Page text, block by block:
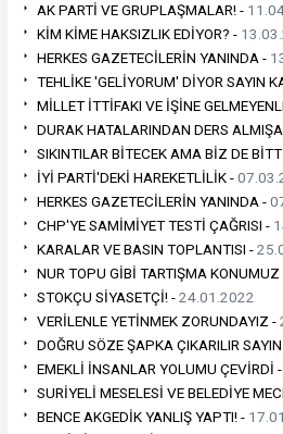
AK PARTİ VE GRUPLAŞMALAR! -
KİM KİME HAKSIZLIK EDİYOR? -
HERKES GAZETECİLERİN YANINDA -
TEHLİKE 'GELİYORUM' DİYOR SAYIN
MİLLET İTTİFAKI VE İŞİNE
DURAK HATALARINDAN DERS
SIKINTILAR BİTECEK AMA BİZ DE
İYİ PARTİ'DEKİ HAREKETLİLİK -
HERKES GAZETECİLERİN YANINDA -
CHP'YE SAMİMİYET TESTİ ÇAĞRISI -
KARALAR VE BASIN TOPLANTISI -
NUR TOPU GİBİ TARTIŞMA KONUMUZ
STOKÇU SİYASETÇİ! -24.01.2022
VERİLENLE YETİNMEK ZORUNDAYIZ -
DOĞRU SÖZE ŞAPKA ÇIKARILIR
EMEKLİ İNSANLAR YOLUMU ÇEVİRDİ -
SURİYELİ MESELESİ VE BELEDİYE
BENCE AKGEDİK YANLIŞ YAPTI! -